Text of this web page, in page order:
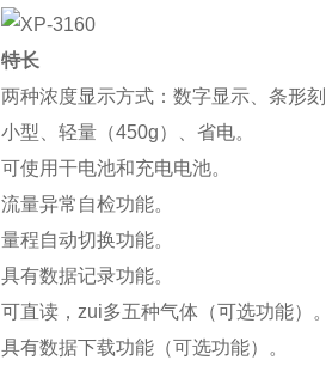
特长
两种浓度显示方式：数字显示、条形
小型、轻量（450g）、省电。
可使用干电池和充电电池。
流量异常自检功能。
量程自动切换功能。
具有数据记录功能。
可直读，zui多五种气体（可选功能）。
具有数据下载功能（可选功能）。